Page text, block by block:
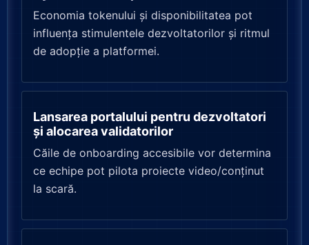
Economia tokenului și disponibilitatea pot
influența stimulentele dezvoltatorilor și ritmul
de adopție a platformei.
Lansarea portalului pentru dezvoltatori
și alocarea validatorilor
Căile de onboarding accesibile vor determina
ce echipe pot pilota proiecte video/conținut
la scară.